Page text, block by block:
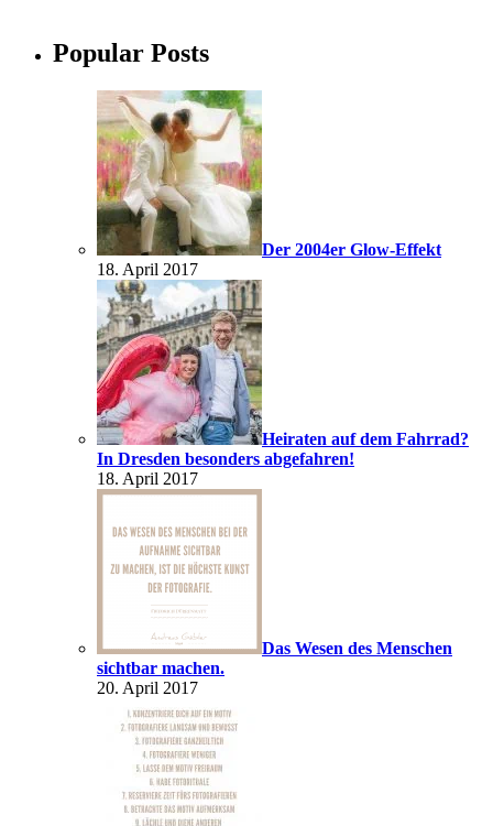
Popular Posts
Der 2004er Glow-Effekt
18. April 2017
Heiraten auf dem Fahrrad?
In Dresden besonders abgefahren!
18. April 2017
Das Wesen des Menschen
sichtbar machen.
20. April 2017